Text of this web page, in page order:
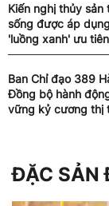
Kiến nghị thủy sản
sống được áp
'luồng xanh' ưu tiên
Ban Chỉ đạo 389
Đồng bộ hành
vững kỷ cương thị
ĐẶC SẢN